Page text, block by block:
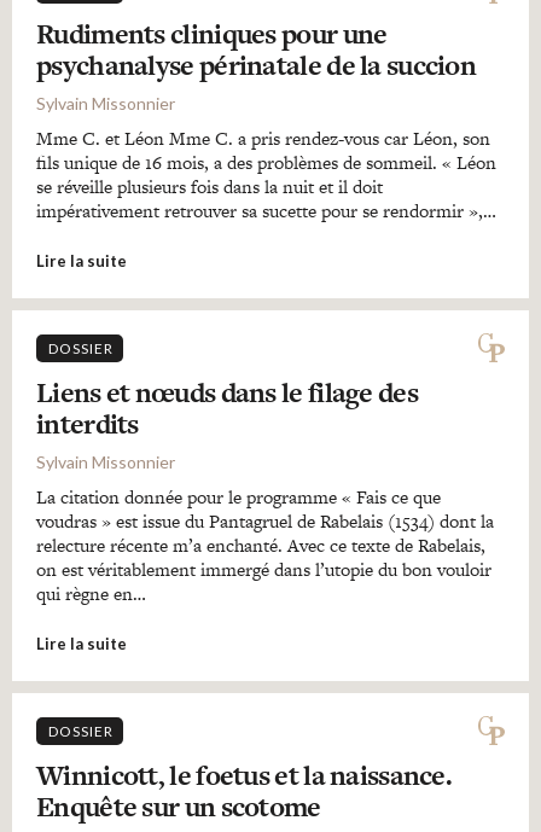
Rudiments cliniques pour une
psychanalyse périnatale de la succion
Sylvain Missonnier
Mme C. et Léon Mme C. a pris rendez-vous car Léon, son
fils unique de 16 mois, a des problèmes de sommeil. « Léon
se réveille plusieurs fois dans la nuit et il doit
impérativement retrouver sa sucette pour se rendormir »,…
Lire la suite
DOSSIER
Liens et nœuds dans le filage des
interdits
Sylvain Missonnier
La citation donnée pour le programme « Fais ce que
voudras » est issue du Pantagruel de Rabelais (1534) dont la
relecture récente m’a enchanté. Avec ce texte de Rabelais,
on est véritablement immergé dans l’utopie du bon vouloir
qui règne en…
Lire la suite
DOSSIER
Winnicott, le foetus et la naissance.
Enquête sur un scotome